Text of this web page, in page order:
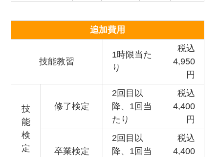
追加費用
技能教習
1時限当た
り
税込
4,950
円
技
能
検
定
修了検定
2回目以
降、1回当
たり
税込
4,400
円
卒業検定
2回目以
降、1回当
税込
4,400